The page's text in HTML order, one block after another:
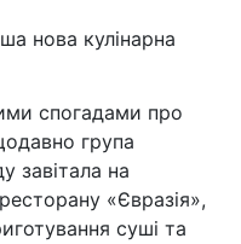
нова кулінарна
спогадами про
група
завітала на
«Євразія»,
суші та